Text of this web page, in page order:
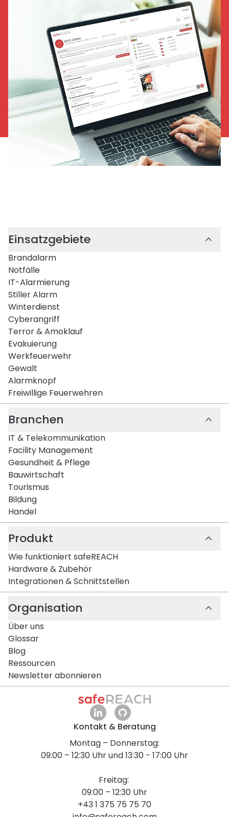
Einsatzgebiete
Brandalarm
Notfälle
IT-Alarmierung
Stiller Alarm
Winterdienst
Cyberangriff
Terror & Amoklauf
Evakuierung
Werkfeuerwehr
Gewalt
Alarmknopf
Freiwillige Feuerwehren
Branchen
IT & Telekommunikation
Facility Management
Gesundheit & Pflege
Bauwirtschaft
Tourismus
Bildung
Handel
Produkt
Wie funktioniert safeREACH
Hardware & Zubehör
Integrationen & Schnittstellen
Organisation
Über uns
Glossar
Blog
Ressourcen
Newsletter abonnieren
Kontakt & Beratung
Montag – Donnerstag:
09:00 – 12:30 Uhr und 13:30 - 17:00 Uhr
Freitag:
09:00 – 12:30 Uhr
+43 1 375 75 75 70